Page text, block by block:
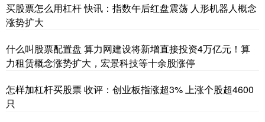
买股票怎么用杠杆 快讯：指数午后红盘震荡 人形机器人概念
涨势扩大
什么叫股票配置盘 算力网建设将新增直接投资4万亿元！算
力租赁概念涨势扩大，宏景科技等十余股涨停
怎样加杠杆买股票 收评：创业板指涨超3% 上涨个股超4600
只